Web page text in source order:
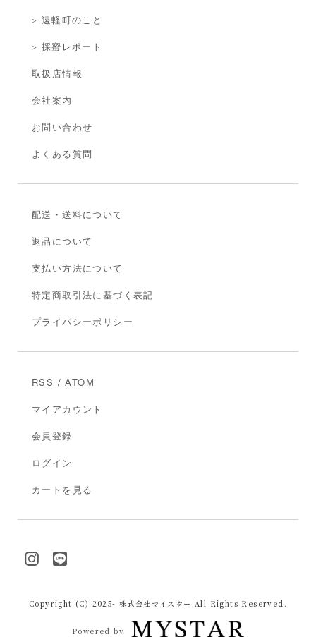
▹ 遠軽町のこと
▹ 採蜜レポート
取扱店情報
会社案内
お問い合わせ
よくある質問
配送・送料について
返品について
支払い方法について
特定商取引法に基づく表記
プライバシーポリシー
RSS /ATOM
マイアカウント
会員登録
ログイン
カートを見る
Copyright (C) 2025- 株式会社マイスター All Rights Reserved.
Powered by